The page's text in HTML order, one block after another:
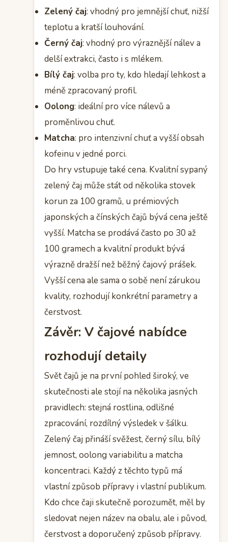
Zelený čaj: vhodný pro jemnější chuť, nižší
teplotu a kratší louhování.
Černý čaj: vhodný pro výraznější nálev a
delší extrakci, často i s mlékem.
Bílý čaj: volba pro ty, kdo hledají lehkost a
méně zpracovaný profil.
Oolong: ideální pro více nálevů a
proměnlivou chuť.
Matcha: pro intenzivní chuť a vyšší obsah
kofeinu v jedné porci.
Do hry vstupuje také cena. Kvalitní sypaný
zelený čaj může stát od několika stovek
korun za 100 gramů, u prémiových
japonských a čínských čajů bývá cena ještě
vyšší. Matcha se prodává často po 30 až
100 gramech a kvalitní produkt bývá
výrazně dražší než běžný čajový prášek.
Vyšší cena ale sama o sobě není zárukou
kvality, rozhodují konkrétní parametry a
čerstvost.
Závěr: V čajové nabídce
rozhodují detaily
Svět čajů je na první pohled široký, ve
skutečnosti ale stojí na několika jasných
pravidlech: stejná rostlina, odlišné
zpracování, rozdílný výsledek v šálku.
Zelený čaj přináší svěžest, černý sílu, bílý
jemnost, oolong variabilitu a matcha
koncentraci. Každý z těchto typů má
vlastní způsob přípravy i vlastní publikum.
Kdo chce čaji skutečně porozumět, měl by
sledovat nejen název na obalu, ale i původ,
čerstvost a doporučený způsob přípravy.